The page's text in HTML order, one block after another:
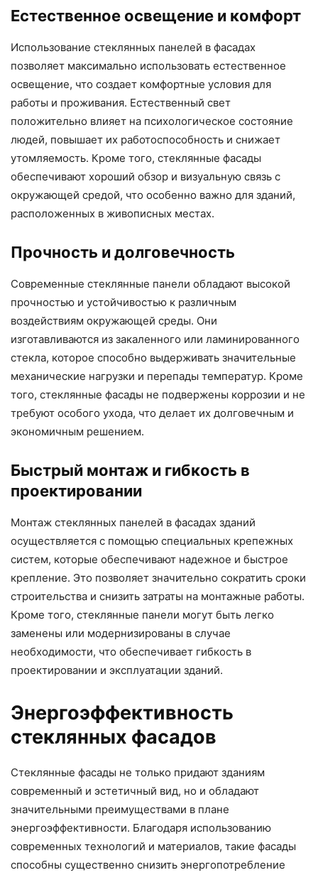
Естественное освещение и комфорт
Использование стеклянных панелей в фасадах
позволяет максимально использовать естественное
освещение, что создает комфортные условия для
работы и проживания. Естественный свет
положительно влияет на психологическое состояние
людей, повышает их работоспособность и снижает
утомляемость. Кроме того, стеклянные фасады
обеспечивают хороший обзор и визуальную связь с
окружающей средой, что особенно важно для зданий,
расположенных в живописных местах.
Прочность и долговечность
Современные стеклянные панели обладают высокой
прочностью и устойчивостью к различным
воздействиям окружающей среды. Они
изготавливаются из закаленного или ламинированного
стекла, которое способно выдерживать значительные
механические нагрузки и перепады температур. Кроме
того, стеклянные фасады не подвержены коррозии и не
требуют особого ухода, что делает их долговечным и
экономичным решением.
Быстрый монтаж и гибкость в
проектировании
Монтаж стеклянных панелей в фасадах зданий
осуществляется с помощью специальных крепежных
систем, которые обеспечивают надежное и быстрое
крепление. Это позволяет значительно сократить сроки
строительства и снизить затраты на монтажные работы.
Кроме того, стеклянные панели могут быть легко
заменены или модернизированы в случае
необходимости, что обеспечивает гибкость в
проектировании и эксплуатации зданий.
Энергоэффективность
стеклянных фасадов
Стеклянные фасады не только придают зданиям
современный и эстетичный вид, но и обладают
значительными преимуществами в плане
энергоэффективности. Благодаря использованию
современных технологий и материалов, такие фасады
способны существенно снизить энергопотребление